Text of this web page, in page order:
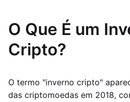
O Que É um
Cripto?
O termo "inverno cripto"
das criptomoedas em 2018,